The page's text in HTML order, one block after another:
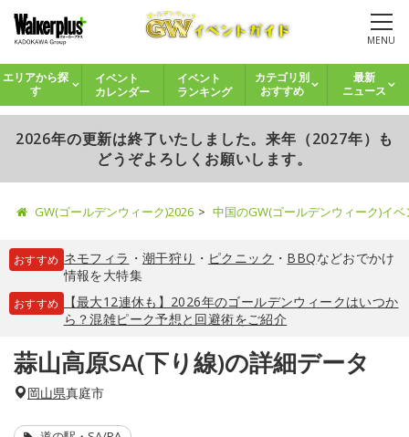
MENU
エリアから探
す
イベント
カレンダー
イベント
ランキング
カテゴリ別
おすすめ
最新
ニュース
2026年の更新は終了いたしました。来年（2027年）も
どうぞよろしくお願いします。
GW(ゴールデンウィーク)2026 中国のGW(ゴールデンウィーク)イ
おすすめ ネモフィラ ・ 潮干狩り ・ ピクニック ・ BBQなどおでかけ
情報を大特集
おすすめ
【最大12連休も】2026年のゴールデンウィークはいつか
ら？混雑ピーク予想と回避術をご紹介
蒜山高原SA(下り線)の詳細データ
岡山県真庭市